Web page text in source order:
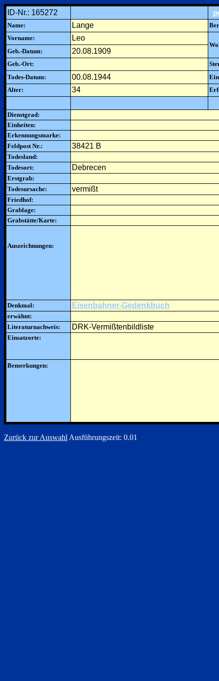
ID-Nr.: 165272
Name: Lange
Vorname:
Leo
Geb.-Datum:
20.08.1909
Geb.-Ort:
Todes-Datum:
00.08.1944
Alter:
34
Dienstgrad:
Einheiten:
Erkennungsmarke:
Feldpost Nr.:
38421 B
Todesland:
Todesort:
Debrecen
Erstgrab:
Todesursache:
vermißt
Friedhof:
Grablage:
Grabstätte/Karte:
Auszeichnungen:
Denkmal: Eisenbahner-Gedenkbuch
erwähnt:
Literaturnachweis:
DRK-Vermißtenbildliste
Einsatzorte:
Bemerkungen:
Zurück zur Auswahl Ausführungszeit: 0.01